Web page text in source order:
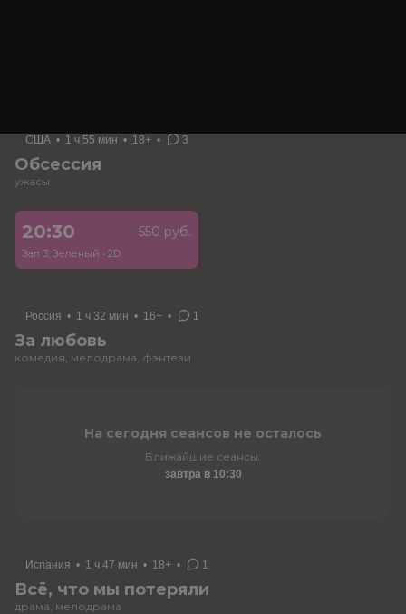
США • 1 ч 55 мин • 18+ • 3
Обсессия
ужасы
20:30 550 руб.
Зал 3, Зеленый • 2D
Россия • 1 ч 32 мин • 16+ • 1
За любовь
комедия, мелодрама, фэнтези
На сегодня сеансов не осталось
Ближайшие сеансы:
завтра в 10:30
Испания • 1 ч 47 мин • 18+ • 1
Всё, что мы потеряли
драма, мелодрама